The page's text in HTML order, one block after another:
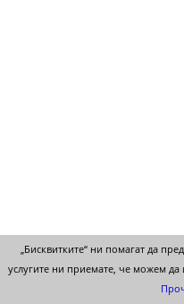
„Бисквитките“ ни помагат да
услугите ни приемате, че можем да